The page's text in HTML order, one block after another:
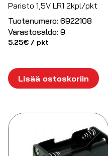
Paristo 1,5V LR1 2kpl/pkt
Tuotenumero: 6922108
Varastosaldo: 9
5.25€ / pkt
Lisää ostoskoriin